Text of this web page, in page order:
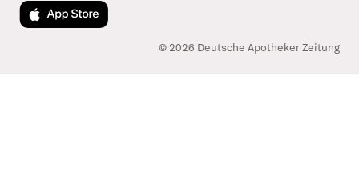
Laden im App Store
© 2026 Deutsche Apotheker Zeitung